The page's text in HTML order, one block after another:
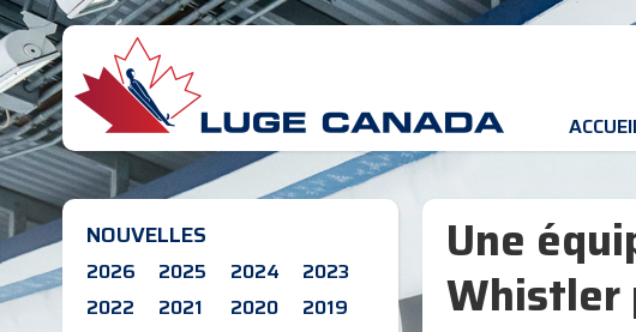
NOUVELLES
2026 2025 2024
2023
2022
2021 2020
2019
Une
Whistler